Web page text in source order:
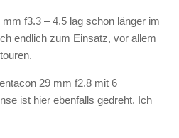
f3.3 – 4.5 lag schon länger im
endlich zum Einsatz, vor allem
29 mm f2.8 mit 6
ist hier ebenfalls gedreht. Ich